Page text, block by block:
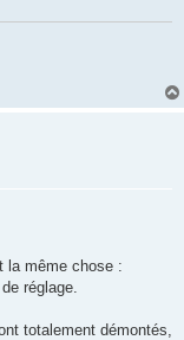
la même chose :
réglage.
totalement démontés,